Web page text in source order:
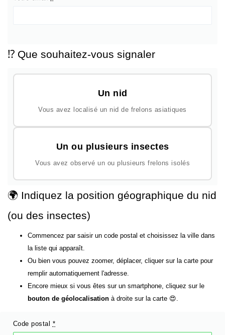
⁉️ Que souhaitez-vous signaler
Un nid
Vous avez localisé un nid de frelons asiatiques
Un ou plusieurs insectes
Vous avez observé un ou plusieurs frelons isolés
🌍 Indiquez la position géographique du nid
(ou des insectes)
Commencez par saisir un code postal et choisissez la ville dans
la liste qui apparaît.
Ou bien vous pouvez zoomer, déplacer, cliquer sur la carte pour
remplir automatiquement l'adresse.
Encore mieux si vous êtes sur un smartphone, cliquez sur le
bouton de géolocalisation à droite sur la carte 😍.
Code postal *